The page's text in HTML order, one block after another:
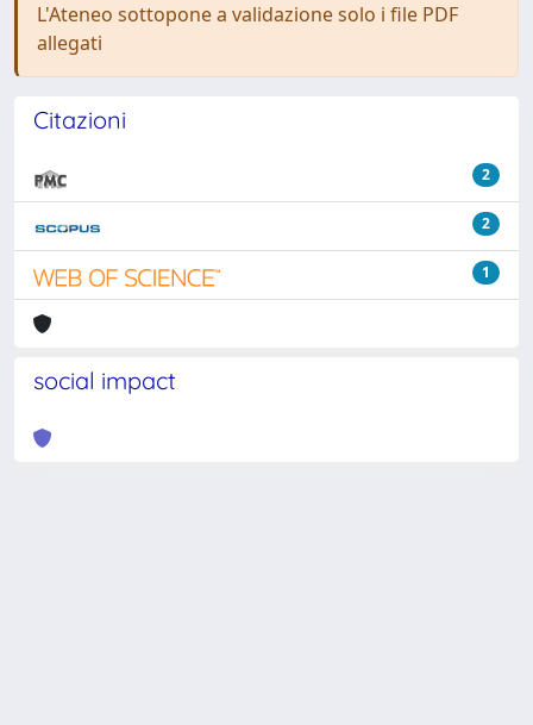
L'Ateneo sottopone a validazione solo i file PDF
allegati
Citazioni
2
2
1
social impact